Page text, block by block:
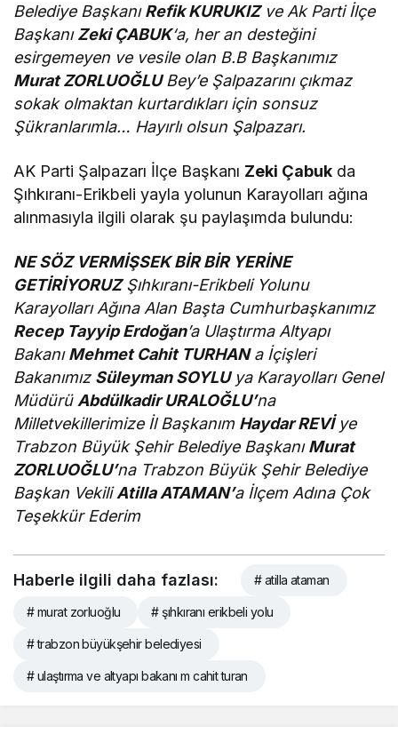
Belediye BaşkanıRefik KURUKIZve Ak Parti İlçe
BaşkanıZeki ÇABUK‘a, her an desteğini
esirgemeyen ve vesile olan B.B Başkanımız
Murat ZORLUOĞLUBey’e Şalpazarını çıkmaz
sokak olmaktan kurtardıkları için sonsuz
Şükranlarımla… Hayırlı olsun Şalpazarı.
AK Parti Şalpazarı İlçe Başkanı Zeki Çabuk da
Şıhkıranı-Erikbeli yayla yolunun Karayolları ağına
alınmasıyla ilgili olarak şu paylaşımda bulundu:
NE SÖZ VERMİŞSEK BİR BİR YERİNE
GETİRİYORUZŞıhkıranı-Erikbeli Yolunu
Karayolları Ağına Alan Başta Cumhurbaşkanımız
Recep Tayyip Erdoğan’a Ulaştırma Altyapı
BakanıMehmet Cahit TURHANa İçişleri
Bakanımız Süleyman SOYLUya Karayolları Genel
Müdürü Abdülkadir URALOĞLU’na
Milletvekillerimize İl Başkanım Haydar REVİye
Trabzon Büyük Şehir Belediye BaşkanıMurat
ZORLUOĞLU’na Trabzon Büyük Şehir Belediye
Başkan VekiliAtilla ATAMAN’a İlçem Adına Çok
Teşekkür Ederim
Haberle ilgili daha fazlası: # atilla ataman
# murat zorluoğlu # şıhkıranı erikbeli yolu
# trabzon büyükşehir belediyesi
# ulaştırma ve altyapı bakanı m cahit turan